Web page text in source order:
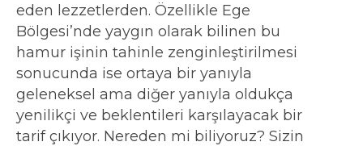
eden lezzetlerden. Özellikle Ege
Bölgesi’nde yaygın olarak bilinen bu
hamur işinin tahinle zenginleştirilmesi
sonucunda ise ortaya bir yanıyla
geleneksel ama diğer yanıyla oldukça
yenilikçi ve beklentileri karşılayacak bir
tarif çıkıyor. Nereden mi biliyoruz? Sizin